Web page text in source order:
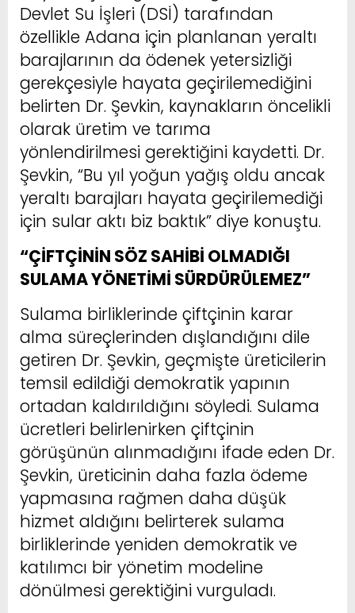
Devlet Su İşleri (DSİ) tarafından
özellikle Adana için planlanan yeraltı
barajlarının da ödenek yetersizliği
gerekçesiyle hayata geçirilemediğini
belirten Dr. Şevkin, kaynakların öncelikli
olarak üretim ve tarıma
yönlendirilmesi gerektiğini kaydetti. Dr.
Şevkin, “Bu yıl yoğun yağış oldu ancak
yeraltı barajları hayata geçirilemediği
için sular aktı biz baktık” diye konuştu.
“ÇİFTÇİNİN SÖZ SAHİBİ OLMADIĞI
SULAMA YÖNETİMİ SÜRDÜRÜLEMEZ”
Sulama birliklerinde çiftçinin karar
alma süreçlerinden dışlandığını dile
getiren Dr. Şevkin, geçmişte üreticilerin
temsil edildiği demokratik yapının
ortadan kaldırıldığını söyledi. Sulama
ücretleri belirlenirken çiftçinin
görüşünün alınmadığını ifade eden Dr.
Şevkin, üreticinin daha fazla ödeme
yapmasına rağmen daha düşük
hizmet aldığını belirterek sulama
birliklerinde yeniden demokratik ve
katılımcı bir yönetim modeline
dönülmesi gerektiğini vurguladı.